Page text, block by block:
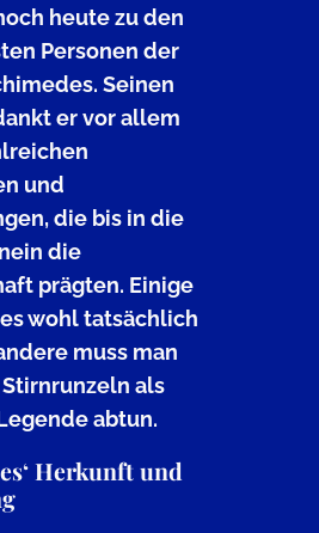
heute zu den
Personen der
Seinen
er vor allem
und
die bis in die
die
prägten. Einige
wohl tatsächlich
muss man
als
abtun.
Herkunft und